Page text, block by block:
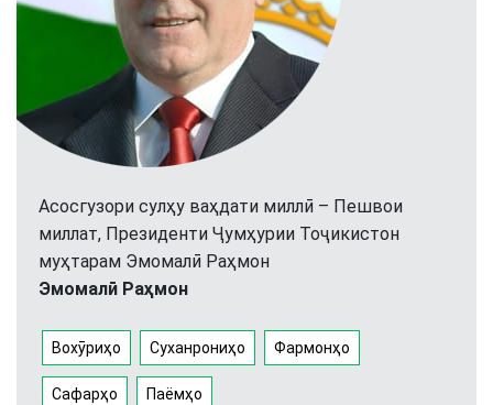
Асосгузори сулҳу ваҳдати миллӣ – Пешвои
миллат, Президенти Ҷумҳурии Тоҷикистон
муҳтарам Эмомалӣ Раҳмон
Эмомалӣ Раҳмон
Вохӯриҳо Суханрониҳо Фармонҳо
Сафарҳо Паёмҳо